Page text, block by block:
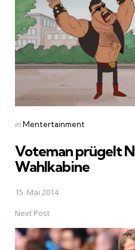
Posted
inMentertainment
Voteman prügelt
Wahlkabine
15. Mai 2014
Next Post